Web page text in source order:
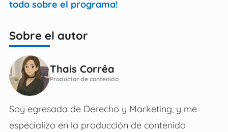
todo sobre el programa!
Sobre el autor
Thais Corrêa
Productor de contenido
Soy egresada de Derecho y Marketing, y me
especializo en la producción de contenido